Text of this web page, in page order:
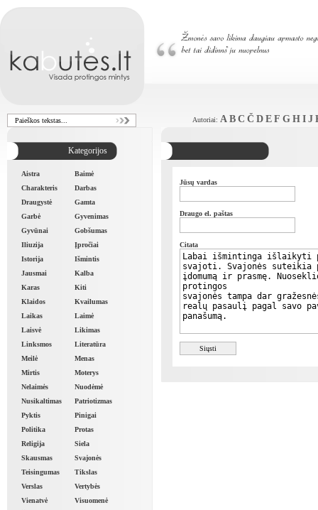
Autoriai: A B C Č D E F G H I J
Kategorijos
Aistra
Baimė
Charakteris
Darbas
Draugystė
Gamta
Garbė
Gyvenimas
Gyvūnai
Gobšumas
Iliuzija
Įpročiai
Istorija
Išmintis
Jausmai
Kalba
Karas
Kiti
Klaidos
Kvailumas
Laikas
Laimė
Laisvė
Likimas
Linksmos
Literatūra
Meilė
Menas
Mirtis
Moterys
Nelaimės
Nuodėmė
Nusikaltimas
Patriotizmas
Pyktis
Pinigai
Politika
Protas
Religija
Siela
Skausmas
Svajonės
Teisingumas
Tikslas
Verslas
Vertybės
Vienatvė
Visuomenė
Jūsų vardas
Draugo el. paštas
Citata